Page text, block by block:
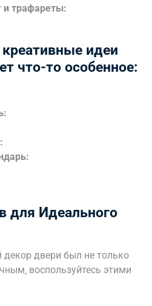
и трафареты:
идеи
что-то особенное:
для Идеального
двери был не только
воспользуйтесь этими